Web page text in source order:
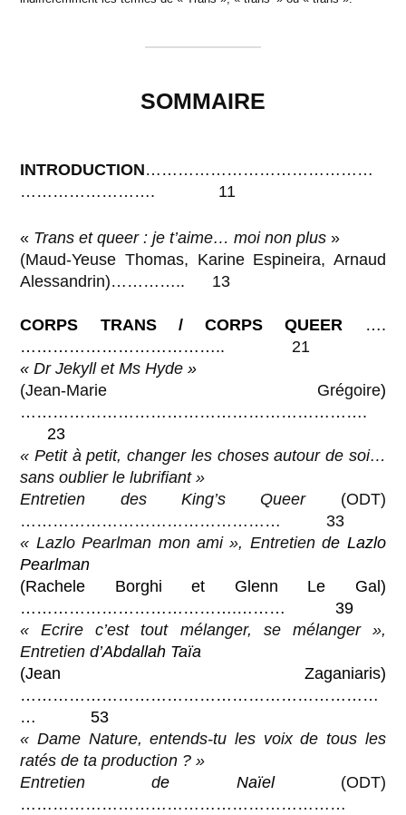
SOMMAIRE
INTRODUCTION……………………………………
……………………. 11
« Trans et queer : je t’aime… moi non plus »
(Maud-Yeuse Thomas, Karine Espineira, Arnaud
Alessandrin)………….. 13
CORPS TRANS / CORPS QUEER
….
………………………………..
21
«Dr Jekyll et Ms Hyde»
(Jean-Marie Grégoire)
……………………………………………………….
23
« Petit à petit, changer les choses autour de soi…
sans oublier le lubrifiant »
Entretien des King’s Queer (ODT)
………………………………………… 33
« Lazlo Pearlman mon ami », Entretien de Lazlo
Pearlman
(Rachele Borghi et Glenn Le Gal)
………………………………….……… 39
« Ecrire c’est tout mélanger, se mélanger »,
Entretien d’Abdallah Taïa
(Jean Zaganiaris)
…………………………………………………………
… 53
« Dame Nature, entends-tu les voix de tous les
ratés de ta production ? »
Entretien de Naïel (ODT)
……………………………………………………